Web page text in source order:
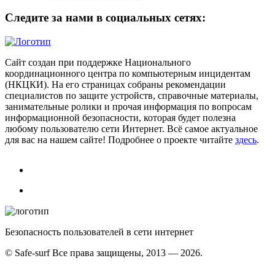
Следите за нами в социальных сетях:
Сайт создан при поддержке Национального
координационного центра по компьютерным инцидентам
(НКЦКИ). На его страницах собраны рекомендации
специалистов по защите устройств, справочные материалы,
занимательные ролики и прочая информация по вопросам
информационной безопасности, которая будет полезна
любому пользователю сети Интернет. Всё самое актуальное
для вас на нашем сайте! Подробнее о проекте читайте здесь.
Безопасность пользователей в сети интернет
© Safe-surf Все права защищены, 2013 — 2026.